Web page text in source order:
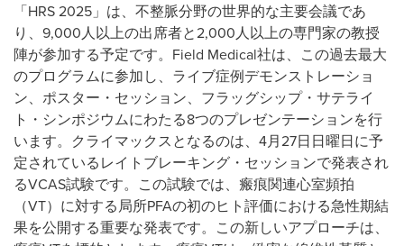
「HRS 2025」は、不整脈分野の世界的な主要会議であ
り、9,000人以上の出席者と2,000人以上の専門家の教授
陣が参加する予定です。Field Medical社は、この過去最大
のプログラムに参加し、ライブ症例デモンストレーショ
ン、ポスター・セッション、フラッグシップ・サテライ
ト・シンポジウムにわたる8つのプレゼンテーションを行
います。クライマックスとなるのは、4月27日日曜日に予
定されているレイトブレーキング・セッションで発表され
るVCAS試験です。この試験では、瘢痕関連心室頻拍
（VT）に対する局所PFAの初のヒト評価における急性期結
果を公開する重要な発表です。この新しいアプローチは、